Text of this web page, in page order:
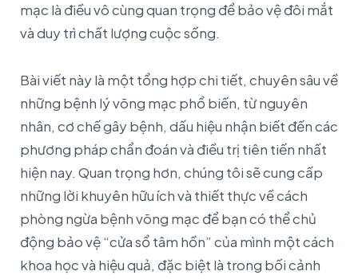
mạc là điều vô cùng quan trọng để bảo vệ đôi mắt
và duy trì chất lượng cuộc sống.
Bài viết này là một tổng hợp chi tiết, chuyên sâu về
những bệnh lý võng mạc phổ biến, từ nguyên
nhân, cơ chế gây bệnh, dấu hiệu nhận biết đến các
phương pháp chẩn đoán và điều trị tiên tiến nhất
hiện nay. Quan trọng hơn, chúng tôi sẽ cung cấp
những lời khuyên hữu ích và thiết thực về cách
phòng ngừa bệnh võng mạc để bạn có thể chủ
động bảo vệ “cửa sổ tâm hồn” của mình một cách
khoa học và hiệu quả, đặc biệt là trong bối cảnh